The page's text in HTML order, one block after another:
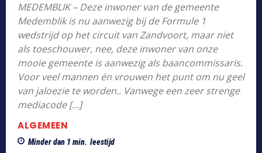
MEDEMBLIK – Deze inwoner van de gemeente
Medemblik is nu aanwezig bij de Formule 1
wedstrijd op het circuit van Zandvoort, maar niet
als toeschouwer, nee, deze inwoner van onze
mooie gemeente is aanwezig als baancommissaris.
Voor veel mannen én vrouwen het punt om nu geel
van jaloezie te worden.. Vanwege een zeer strenge
mediacode […]
ALGEMEEN
Minder dan 1 min. leestijd